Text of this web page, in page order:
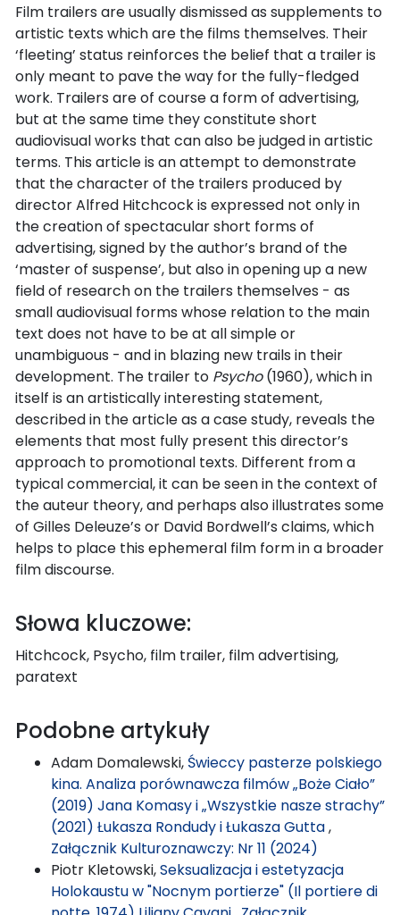
Film trailers are usually dismissed as supplements to
artistic texts which are the films themselves. Their
‘fleeting’ status reinforces the belief that a trailer is
only meant to pave the way for the fully-fledged
work. Trailers are of course a form of advertising,
but at the same time they constitute short
audiovisual works that can also be judged in artistic
terms. This article is an attempt to demonstrate
that the character of the trailers produced by
director Alfred Hitchcock is expressed not only in
the creation of spectacular short forms of
advertising, signed by the author’s brand of the
‘master of suspense’, but also in opening up a new
field of research on the trailers themselves - as
small audiovisual forms whose relation to the main
text does not have to be at all simple or
unambiguous - and in blazing new trails in their
development. The trailer to Psycho(1960), which in
itself is an artistically interesting statement,
described in the article as a case study, reveals the
elements that most fully present this director’s
approach to promotional texts. Different from a
typical commercial, it can be seen in the context of
the auteur theory, and perhaps also illustrates some
of Gilles Deleuze’s or David Bordwell’s claims, which
helps to place this ephemeral film form in a broader
film discourse.
Słowa kluczowe:
Hitchcock, Psycho, film trailer, film advertising,
paratext
Podobne artykuły
Adam Domalewski, Świeccy pasterze polskiego
kina. Analiza porównawcza filmów „Boże Ciało”
(2019) Jana Komasy i „Wszystkie nasze strachy”
(2021) Łukasza Rondudy i Łukasza Gutta,
Załącznik Kulturoznawczy: Nr 11 (2024)
Piotr Kletowski,Seksualizacja i estetyzacja
Holokaustu w "Nocnym portierze" (Il portiere di